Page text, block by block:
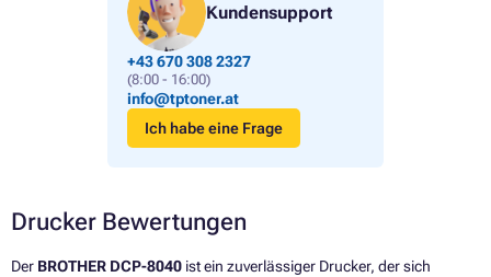
Kundensupport
+43 670 308 2327
(8:00 - 16:00)
info@tptoner.at
Ich habe eine Frage
Drucker Bewertungen
Der BROTHER DCP-8040 ist ein zuverlässiger Drucker, der sich